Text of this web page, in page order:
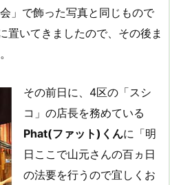
」で飾った写真と同じもので
置いてきましたので、その後ま
その前日に、4区の「スシ
コ」の店長を務めている
Phat(ファット)くんに「明
日ここで山元さんの百ヵ日
の法要を行うので宜しくお